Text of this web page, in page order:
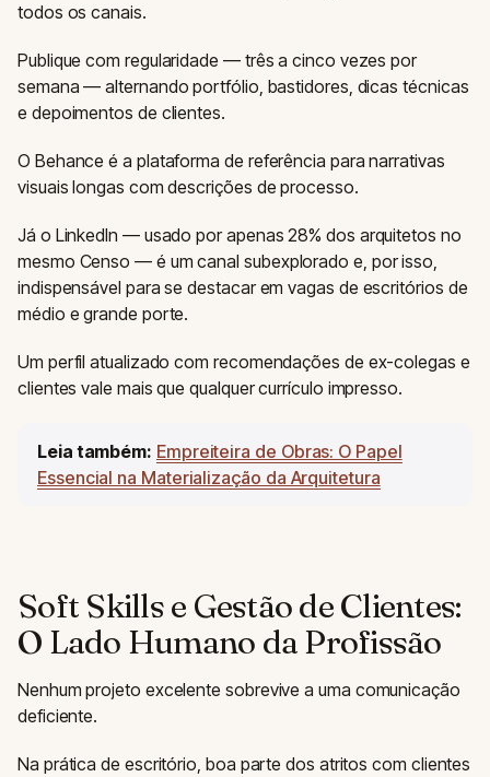
todos os canais.
Publique com regularidade — três a cinco vezes por
semana — alternando portfólio, bastidores, dicas técnicas
e depoimentos de clientes.
O Behance é a plataforma de referência para narrativas
visuais longas com descrições de processo.
Já o LinkedIn — usado por apenas 28% dos arquitetos no
mesmo Censo — é um canal subexplorado e, por isso,
indispensável para se destacar em vagas de escritórios de
médio e grande porte.
Um perfil atualizado com recomendações de ex-colegas e
clientes vale mais que qualquer currículo impresso.
Leia também: Empreiteira de Obras: O Papel
Essencial na Materialização da Arquitetura
Soft Skills e Gestão de Clientes:
O Lado Humano da Profissão
Nenhum projeto excelente sobrevive a uma comunicação
deficiente.
Na prática de escritório, boa parte dos atritos com clientes